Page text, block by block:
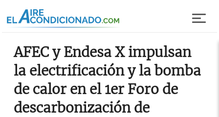
AFEC y Endesa X impulsan
la electrificación y la bomba
de calor en el 1er Foro de
descarbonización de